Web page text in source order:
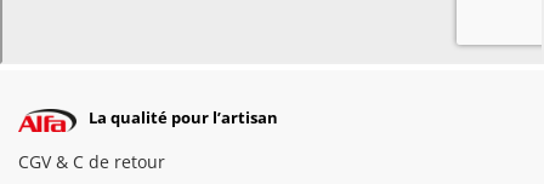
La qualité pour l’artisan
CGV & C de retour